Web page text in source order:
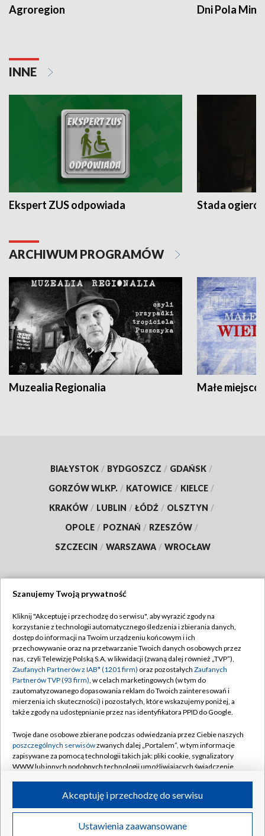
Agroregion Dni Pola
INNE
Ekspert ZUS odpowiada Stada
ARCHIWUM PROGRAMÓW
Muzealia Regionalia Małe
BIAŁYSTOK / BYDGOSZCZ / GDAŃSK /
GORZÓW WLKP. / KATOWICE / KIELCE /
KRAKÓW / LUBLIN / ŁÓDŹ / OLSZTYN /
OPOLE / POZNAŃ / RZESZÓW /
SZCZECIN / WARSZAWA / WROCŁAW
TVP
Abonament TVP
Emisja w TVP
Centrum informacji TVP
Naziemna Telewizja Cyfrowa
Rada Programowa
System NOS
Informacje o nadawcy
Program dla prasy
Regulamin TVP
Polityka prywatności
Moje zgody
Pomoc
Kontakt
Kanały
©2026 Telewizja Polska S.A. w likwidacji
Szanujemy Twoją prywatność
Kliknij "Akceptuję i przechodzę do serwisu", aby wyrazić zgody na
korzystanie z technologii automatycznego śledzenia i zbierania danych,
dostęp do informacji na Twoim urządzeniu końcowym i ich
przechowywanie oraz na przetwarzanie Twoich danych osobowych przez
nas, czyli Telewizję Polską S.A. w likwidacji (zwaną dalej również „TVP”),
Zaufanych Partnerów z IAB* (1201 firm) oraz pozostałych Zaufanych
Partnerów TVP (93 firm), w celach marketingowych (w tym do
zautomatyzowanego dopasowania reklam do Twoich zainteresowań i
mierzenia ich skuteczności) i pozostałych, które wskazujemy poniżej, a
także zgody na udostępnianie przez nas identyfikatora PPID do Google.
Twoje dane osobowe zbierane podczas odwiedzania przez Ciebie naszych
poszczególnych serwisówzwanych dalej „Portalem”, w tym informacje
zapisywane za pomocą technologii takich jak: pliki cookie, sygnalizatory
WWW lub innych podobnych technologii umożliwiających świadczenie
ruchu w Internecie.
Twoje dane osobowe zbierane podczas odwiedzania przez Ciebie
poszczególnych serwisówna Portalu, takie jak adresy IP, identyfikatory
Ustawienia zaawansowane
Akceptuję i przechodzę do serwisu